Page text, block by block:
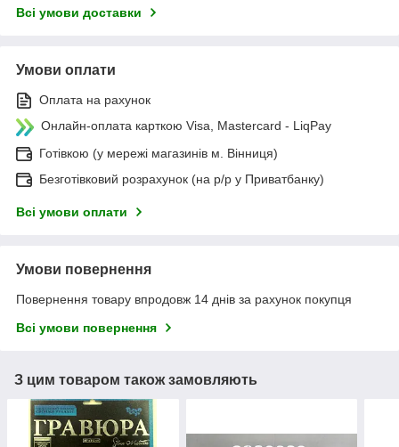
Всі умови доставки
Умови оплати
Оплата на рахунок
Онлайн-оплата карткою Visa, Mastercard - LiqPay
Готівкою (у мережі магазинів м. Вінниця)
Безготівковий розрахунок (на р/р у Приватбанку)
Всі умови оплати
Умови повернення
Повернення товару впродовж 14 днів за рахунок покупця
Всі умови повернення
З цим товаром також замовляють